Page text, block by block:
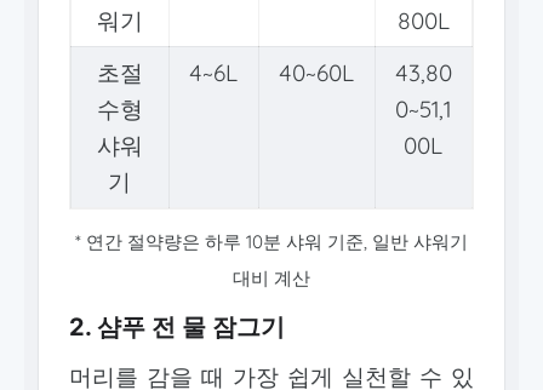
워기
800L
초절
수형
샤워
기
4~6L 40~60L
43,80
0~51,1
00L
* 연간 절약량은 하루 10분 샤워 기준, 일반 샤워기
대비 계산
2. 샴푸 전 물 잠그기
머리를 감을 때 가장 쉽게 실천할 수 있